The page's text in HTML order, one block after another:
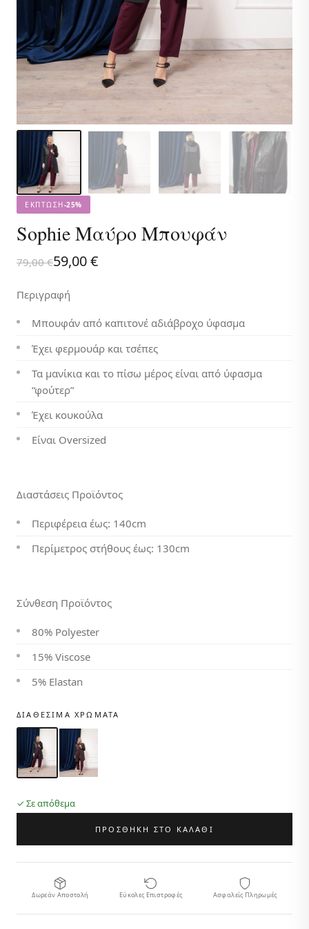
ΕΚΠΤΩΣΗ-25%
Sophie Μαύρο Μπουφάν
79,00€
Original
was:
79,00 €.
59,00€
Η
τιμή
είναι:
59,00 €.
Περιγραφή
Μπουφάν από καπιτονέ αδιάβροχο ύφασμα
Έχει φερμουάρ και τσέπες
Τα μανίκια και το πίσω μέρος είναι από ύφασμα
“φούτερ”
Έχει κουκούλα
Είναι Oversized
Διαστάσεις Προϊόντος
Περιφέρεια έως: 140cm
Περίμετρος στήθους έως: 130cm
Σύνθεση Προϊόντος
80% Polyester
15% Viscose
5% Elastan
ΔΙΑΘΈΣΙΜΑ ΧΡΏΜΑΤΑ
✓ Σε απόθεμα
ΠΡΟΣΘΗΚΗ ΣΤΟ ΚΑΛΑΘΙ
Δωρεάν Αποστολή Εύκολες Επιστροφές Ασφαλείς Πληρωμές